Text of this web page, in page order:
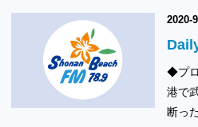
2020-
◆プ
港で
断っ